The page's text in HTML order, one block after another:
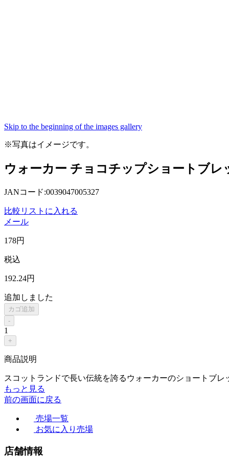
Skip to the beginning of the images gallery
※写真はイメージです。
ウォーカー チョコチップショートブレ
JANコード:0039047005327
比較リストに入れる
メール
178円
税込
192.24円
追加しました
カゴ追加
-
1
+
商品説明
スコットランドで長い伝統を誇るウォーカーのショートブレ
もっと見る
前の画面に戻る
売場一覧
お気に入り売場
店舗情報